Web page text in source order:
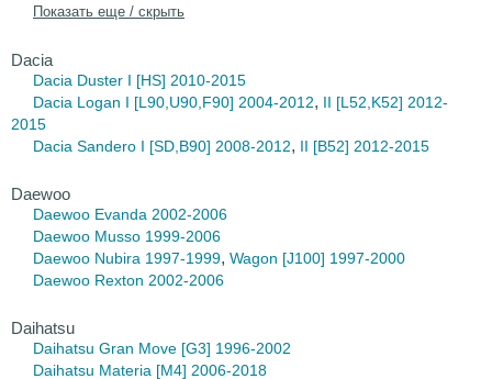
Показать еще / скрыть
Dacia
Dacia Duster I [HS] 2010-2015
Dacia Logan I [L90,U90,F90] 2004-2012, II [L52,K52] 2012-
2015
Dacia Sandero I [SD,B90] 2008-2012, II [B52] 2012-2015
Daewoo
Daewoo Evanda 2002-2006
Daewoo Musso 1999-2006
Daewoo Nubira 1997-1999, Wagon [J100] 1997-2000
Daewoo Rexton 2002-2006
Daihatsu
Daihatsu Gran Move [G3] 1996-2002
Daihatsu Materia [M4] 2006-2018